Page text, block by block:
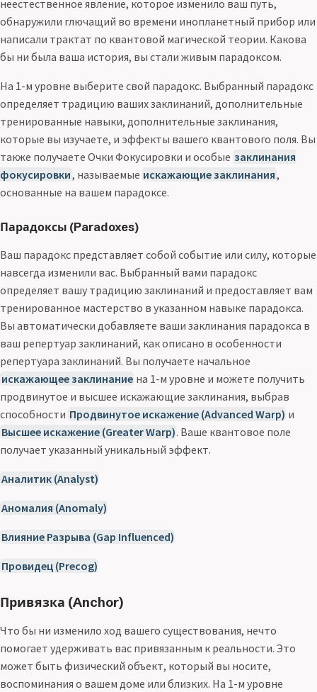
неестественное явление, которое изменило ваш путь,
обнаружили глючащий во времени инопланетный прибор или
написали трактат по квантовой магической теории. Какова
бы ни была ваша история, вы стали живым парадоксом.
На 1-м уровне выберите свой парадокс. Выбранный парадокс
определяет традицию ваших заклинаний, дополнительные
тренированные навыки, дополнительные заклинания,
которые вы изучаете, и эффекты вашего квантового поля. Вы
также получаете Очки Фокусировки и особые заклинания
фокусировки, называемые искажающие заклинания,
основанные на вашем парадоксе.
Парадоксы (Paradoxes)
Ваш парадокс представляет собой событие или силу, которые
навсегда изменили вас. Выбранный вами парадокс
определяет вашу традицию заклинаний и предоставляет вам
тренированное мастерство в указанном навыке парадокса.
Вы автоматически добавляете ваши заклинания парадокса в
ваш репертуар заклинаний, как описано в особенности
репертуара заклинаний. Вы получаете начальное
искажающее заклинание на 1-м уровне и можете получить
продвинутое и высшее искажающие заклинания, выбрав
способности Продвинутое искажение (Advanced Warp) и
Высшее искажение (Greater Warp). Ваше квантовое поле
получает указанный уникальный эффект.
Аналитик (Analyst)
Аномалия (Anomaly)
Влияние Разрыва (Gap Influenced)
Провидец (Precog)
Привязка (Anchor)
Что бы ни изменило ход вашего существования, нечто
помогает удерживать вас привязанным к реальности. Это
может быть физический объект, который вы носите,
воспоминания о вашем доме или близких. На 1-м уровне